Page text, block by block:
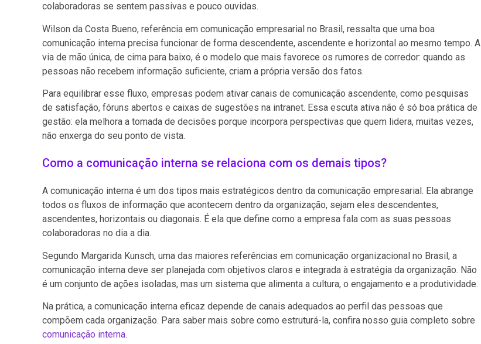
colaboradoras se sentem passivas e pouco ouvidas.
Wilson da Costa Bueno, referência em comunicação empresarial no Brasil, ressalta que uma boa
comunicação interna precisa funcionar de forma descendente, ascendente e horizontal ao mesmo tempo. A
via de mão única, de cima para baixo, é o modelo que mais favorece os rumores de corredor: quando as
pessoas não recebem informação suficiente, criam a própria versão dos fatos.
Para equilibrar esse fluxo, empresas podem ativar canais de comunicação ascendente, como pesquisas
de satisfação, fóruns abertos e caixas de sugestões na intranet. Essa escuta ativa não é só boa prática de
gestão: ela melhora a tomada de decisões porque incorpora perspectivas que quem lidera, muitas vezes,
não enxerga do seu ponto de vista.
Como a comunicação interna se relaciona com os demais tipos?
A comunicação interna é um dos tipos mais estratégicos dentro da comunicação empresarial. Ela abrange
todos os fluxos de informação que acontecem dentro da organização, sejam eles descendentes,
ascendentes, horizontais ou diagonais. É ela que define como a empresa fala com as suas pessoas
colaboradoras no dia a dia.
Segundo Margarida Kunsch, uma das maiores referências em comunicação organizacional no Brasil, a
comunicação interna deve ser planejada com objetivos claros e integrada à estratégia da organização. Não
é um conjunto de ações isoladas, mas um sistema que alimenta a cultura, o engajamento e a produtividade.
Na prática, a comunicação interna eficaz depende de canais adequados ao perfil das pessoas que
compõem cada organização. Para saber mais sobre como estruturá-la, confira nosso guia completo sobre
comunicação interna.